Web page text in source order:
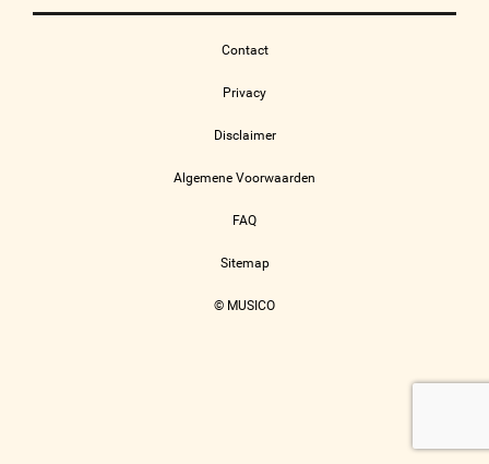
Contact
Privacy
Disclaimer
Algemene Voorwaarden
FAQ
Sitemap
© MUSICO